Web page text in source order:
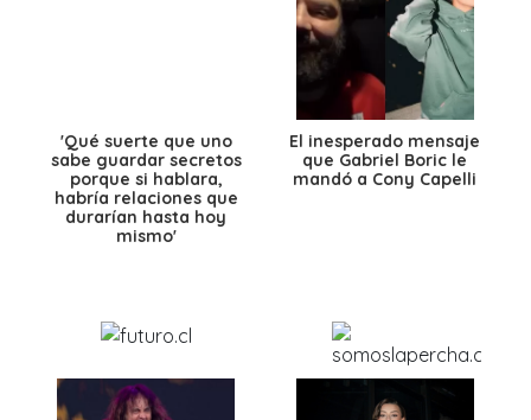
'Qué suerte que uno
sabe guardar secretos
porque si hablara,
habría relaciones que
durarían hasta hoy
mismo'
El inesperado mensaje
que Gabriel Boric le
mandó a Cony Capelli